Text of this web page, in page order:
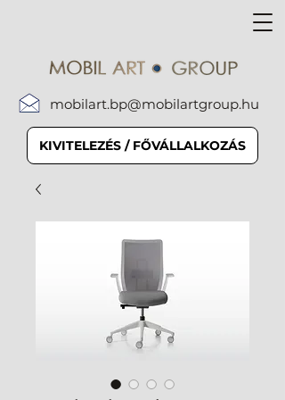
mobilart.bp@mobilartgroup.hu
KIVITELEZÉS / FŐVÁLLALKOZÁS